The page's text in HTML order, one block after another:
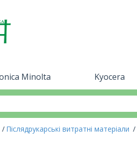
Minolta Kyocera
Післядрукарські витратні матеріали